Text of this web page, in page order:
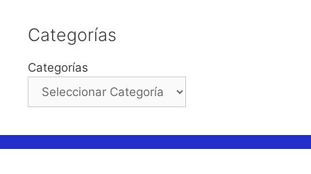
Categorías
Categorías